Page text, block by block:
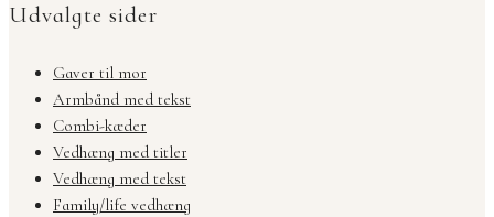
Udvalgte sider
Gaver til mor
Armbånd med tekst
Combi-kæder
Vedhæng med titler
Vedhæng med tekst
Family/life vedhæng